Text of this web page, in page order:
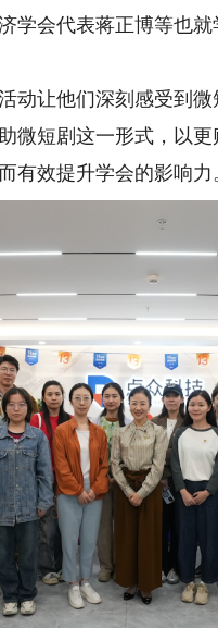
学会代表蒋正博等也
让他们深刻感受到微
微短剧这一形式，以
有效提升学会的影响力